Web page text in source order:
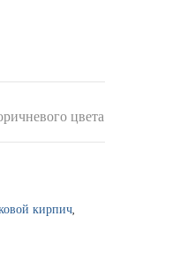
цвета
кирпич,